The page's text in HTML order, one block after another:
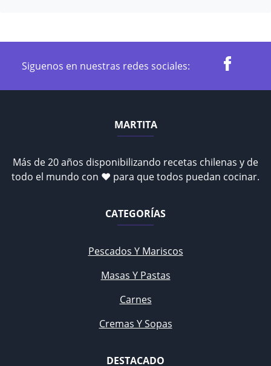
Siguenos en nuestras redes sociales:
MARTITA
Más de 20 años disponibilizando recetas chilenas y de
todo el mundo con ♥ para que todos puedan cocinar.
CATEGORÍAS
Pescados Y Mariscos
Masas Y Pastas
Carnes
Cremas Y Sopas
DESTACADO